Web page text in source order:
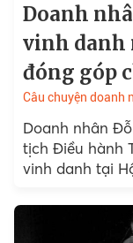
Doanh
vinh danh
đóng góp
Câu chuyện doanh
Doanh nhân
tịch Điều hành
vinh danh tại